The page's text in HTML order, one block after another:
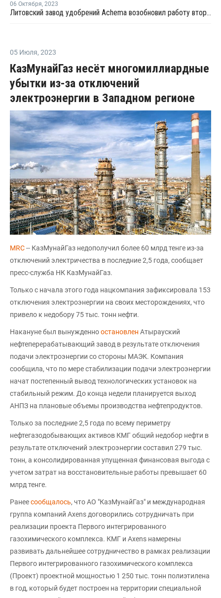
06 Октября, 2023
Литовский завод удобрений Achema возобновил работу второго цеха аммиака
05 Июля, 2023
КазМунайГаз несёт многомиллиардные
убытки из-за отключений
электроэнергии в Западном регионе
MRC-- КазМунайГаз недополучил более 60 млрд тенге из-за
отключений электричества в последние 2,5 года, сообщает
пресс-служба НК КазМунайГаз.
Только с начала этого года нацкомпания зафиксировала 153
отключения электроэнергии на своих месторождениях, что
привело к недобору 75 тыс. тонн нефти.
Накануне был вынужденноостановлен Атырауский
нефтеперерабатывающий завод в результате отключения
подачи электроэнергии со стороны МАЭК. Компания
сообщила, что по мере стабилизации подачи электроэнергии
начат постепенный вывод технологических установок на
стабильный режим. До конца недели планируется выход
АНПЗ на плановые объемы производства нефтепродуктов.
Только за последние 2,5 года по всему периметру
нефтегазодобывающих активов КМГ общий недобор нефти в
результате отключений электроэнергии составил 279 тыс.
тонн, а консолидированная упущенная финансовая выгода с
учетом затрат на восстановительные работы превышает 60
млрд тенге.
Ранеесообщалось, что АО "КазМунайГаз" и международная
группа компаний Axens договорились сотрудничать при
реализации проекта Первого интегрированного
газохимического комплекса. КМГ и Axens намерены
развивать дальнейшее сотрудничество в рамках реализации
Первого интегрированного газохимического комплекса
(Проект) проектной мощностью 1 250 тыс. тонн полиэтилена
в год, который будет построен на территории специальной